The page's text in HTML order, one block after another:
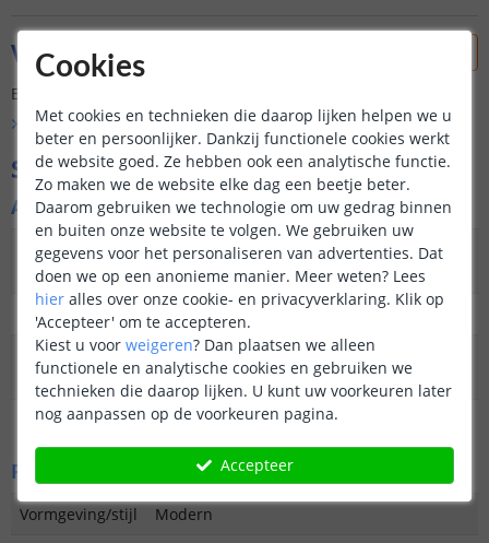
Vraag & antwoord
Er is nog geen vraag gesteld over dit product.
Bekijk alle Vraag & antwoord
Specificaties
Algemene kenmerken
Type
buitenverlichting
Staande lamp
Functie
Decoratief
Aantal lampen in
set
8
Garantie 2 jaar
Fysieke kenmerken
Vormgeving/stijl
Modern
Cookies
Met cookies en technieken die daarop lijken helpen we u
beter en persoonlijker. Dankzij functionele cookies werkt
de website goed. Ze hebben ook een analytische functie.
Zo maken we de website elke dag een beetje beter.
Daarom gebruiken we technologie om uw gedrag binnen
en buiten onze website te volgen. We gebruiken uw
gegevens voor het personaliseren van advertenties. Dat
doen we op een anonieme manier. Meer weten? Lees
hier alles over onze cookie- en privacyverklaring. Klik op
'Accepteer' om te accepteren.
Kiest u voor weigeren? Dan plaatsen we alleen
functionele en analytische cookies en gebruiken we
technieken die daarop lijken. U kunt uw voorkeuren later
nog aanpassen op de voorkeuren pagina.
Accepteer